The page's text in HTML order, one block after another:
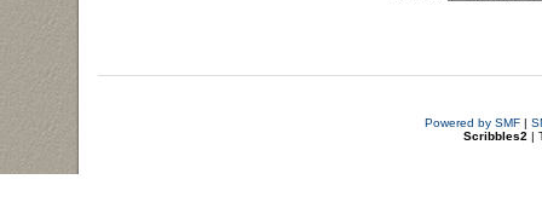
Powered by SMF|
Scribbles2 |